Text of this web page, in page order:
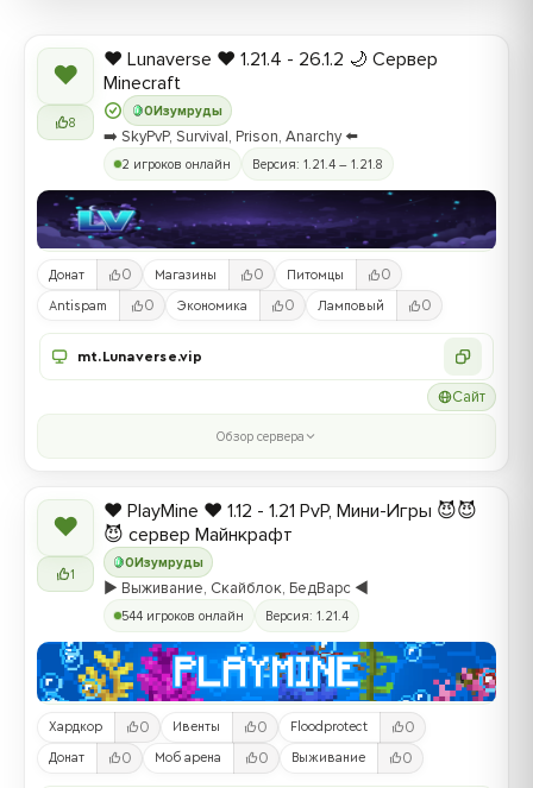
❤
8
0Изумруды
❤️ Lunaverse ❤️ 1.21.4 - 26.1.2 🌙 Сервер
Minecraft
➡️ SkyPvP, Survival, Prison, Anarchy ⬅️
2 игроков онлайн Версия: 1.21.4 – 1.21.8
Донат 0 Магазины 0 Питомцы 0
Antispam 0 Экономика 0 Ламповый 0
mt.Lunaverse.vip
Сайт
Обзор сервера
❤
1
0Изумруды
❤️ PlayMine ❤️ 1.12 - 1.21 PvP, Мини-Игры 😈😈
😈 сервер Майнкрафт
▶️ Выживание, Скайблок, БедВарс ◀️
544 игроков онлайн Версия: 1.21.4
Хардкор 0 Ивенты 0 Floodprotect 0
Донат 0 Моб арена 0 Выживание 0